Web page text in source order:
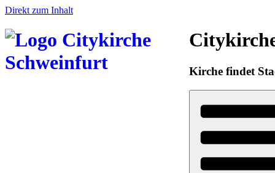
Direkt zum Inhalt
Kirche findet